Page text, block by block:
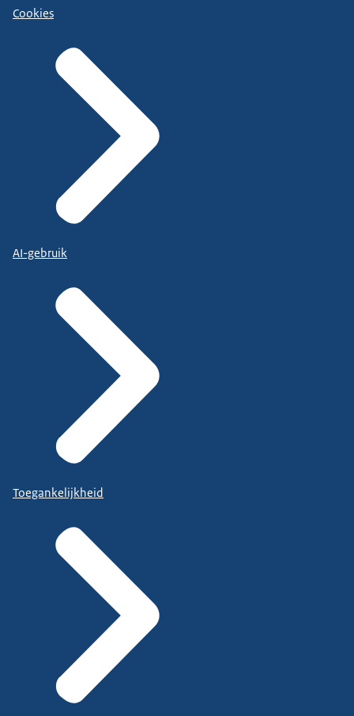
Cookies
AI-gebruik
Toegankelijkheid